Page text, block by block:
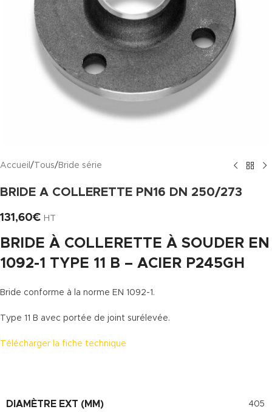
Accueil / Tous/ Bride série
BRIDE A COLLERETTE PN16 DN 250/273
131,60€ HT
BRIDE À COLLERETTE À SOUDER EN
1092-1 TYPE 11 B – ACIER P245GH
Bride conforme à la norme EN 1092-1.
Type 11 B avec portée de joint surélevée.
Télécharger la fiche technique
DIAMÈTRE EXT (MM) 405